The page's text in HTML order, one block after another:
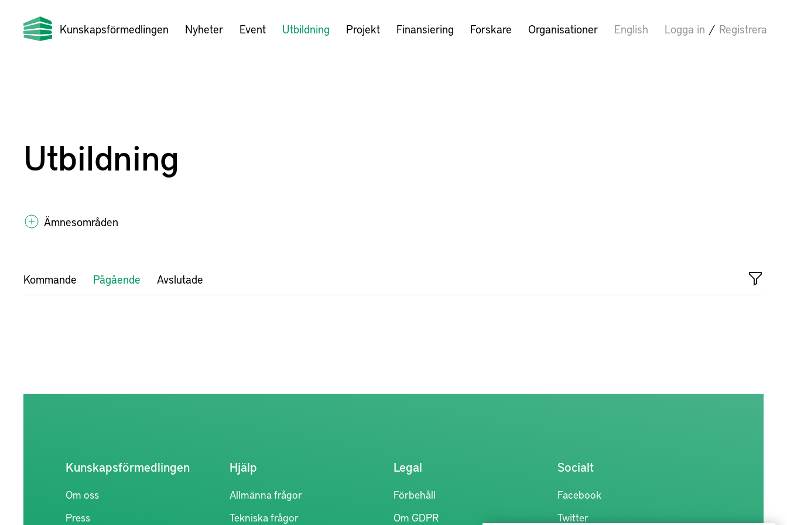
Kunskapsförmedlingen Nyheter Event Utbildning Projekt Finansiering Forskare Organisationer English Logga in / Registrera
Utbildning
Ämnesområden
Kommande Pågående Avslutade
Kunskapsförmedlingen
Om oss
Press
Hjälp
Allmänna frågor
Tekniska frågor
Legal
Förbehåll
Om GDPR
Socialt
Facebook
Twitter